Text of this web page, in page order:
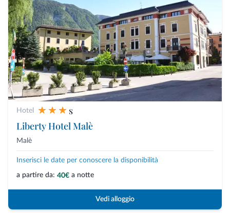
Hotel
s
Liberty Hotel Malè
Malè
Inserisci le date per conoscere la disponibilità
a partire da: 40€ a notte
Vedi alloggio